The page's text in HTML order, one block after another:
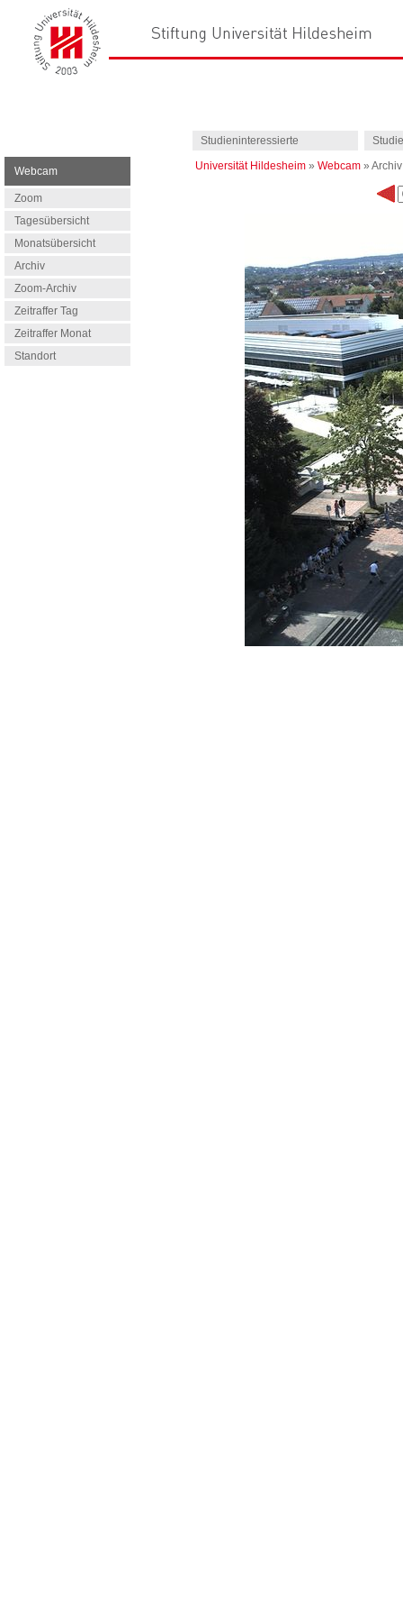
Studieninteressierte
Webcam
Zoom
Tagesübersicht
Monatsübersicht
Archiv
Zoom-Archiv
Zeitraffer Tag
Zeitraffer Monat
Standort
Universität Hildesheim » Webcam » Archiv